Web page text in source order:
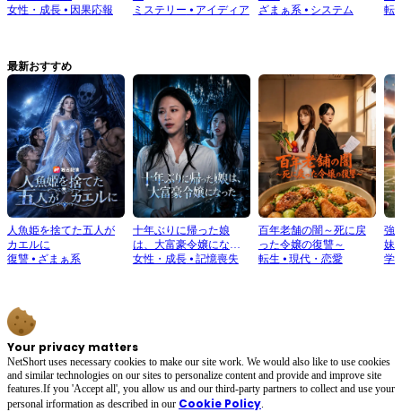
女性・成長 ⦁ 因果応報
ミステリー ⦁ アイディア
ざまぁ系⦁ システム
転
最新おすすめ
人魚姫を捨てた五人が
カエルに
復讐 ⦁ ざまぁ系
十年ぶりに帰った娘
は、大富豪令嬢になっ
た
女性・成長⦁ 記憶喪失
百年老舗の闇～死に戻
った令嬢の復讐～
転生 ⦁ 現代・恋愛
強
妹
学
Your privacy matters
NetShort uses necessary cookies to make our site work. We would also like to use cookies
and similar technologies on our sites to personalize content and provide and improve site
features.If you 'Accept all', you allow us and our third-party partners to collect and use your
personal irformation as described in our Cookie Policy.